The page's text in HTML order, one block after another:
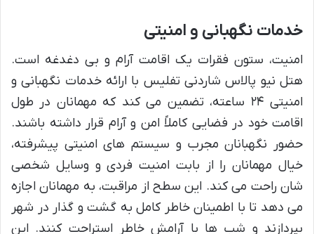
خدمات نگهبانی و امنیتی
امنیت، ستون فقرات یک اقامت آرام و بی دغدغه است.
هتل نیو پالاس شاردنی تفلیس با ارائه خدمات نگهبانی و
امنیتی ۲۴ ساعته، تضمین می کند که مهمانان در طول
اقامت خود در فضایی کاملاً امن و آرام قرار داشته باشند.
حضور نگهبانان مجرب و سیستم های امنیتی پیشرفته،
خیال مهمانان را از بابت امنیت فردی و وسایل شخصی
شان راحت می کند. این سطح از مراقبت، به مهمانان اجازه
می دهد تا با اطمینان خاطر کامل به گشت و گذار در شهر
بپردازند و شب ها با آرامش خاطر استراحت کنند. این